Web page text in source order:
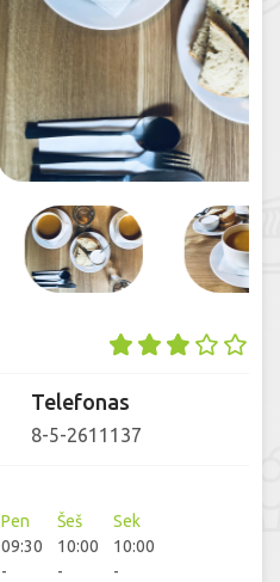
Telefonas
8-5-2611137
Pen
09:30
-
Šeš
10:00
-
Sek
10:00
-